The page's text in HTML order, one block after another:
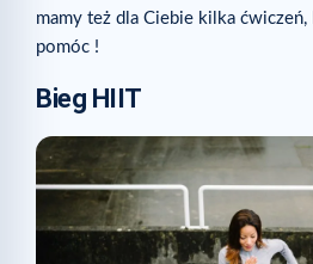
mamy też dla Ciebie kilka
pomóc !
Bieg HIIT